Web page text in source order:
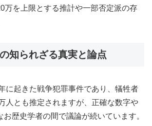
万を上限とする推計や一部否定派の存
知られざる真実と論点
に起きた戦争犯罪事件であり、犠牲者
人とも推定されますが、正確な数字や
歴史学者の間で議論が続いています。